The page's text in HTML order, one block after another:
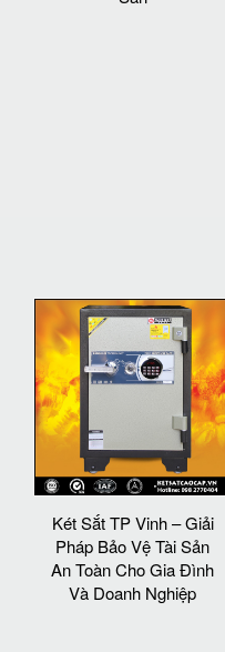
Két Sắt TP Vinh – Giải
Pháp Bảo Vệ Tài Sản
An Toàn Cho Gia Đình
Và Doanh Nghiệp